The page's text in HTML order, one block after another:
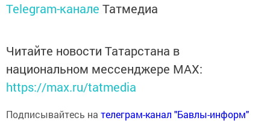
Telegram-канале Татмедиа
Читайте новости Татарстана в
национальном мессенджере MАХ:
https://max.ru/tatmedia
Подписывайтесь на телеграм-канал "Бавлы-информ"